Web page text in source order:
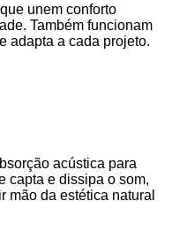
unem conforto
Também funcionam
adapta a cada projeto.
acústica para
capta e dissipa o som,
mão da estética natural